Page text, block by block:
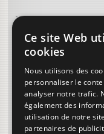
Art de faire le papier
Découvrez l'édition
Lalande
Découvrez le
Chapiteau
Arbre des bachats
Ce site Web
cookies
Nous utilisons des
personnaliser le
analyser notre trafic.
également des
utilisation de notre
partenaires de